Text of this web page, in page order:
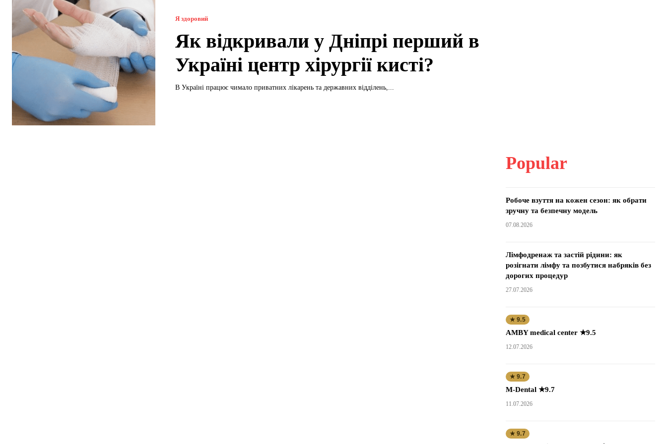
Я здоровий
Як відкривали у Дніпрі перший в
Україні центр хірургії кисті?
В Україні працює чимало приватних лікарень та державних відділень,...
Popular
Робоче взуття на кожен сезон: як обрати
зручну та безпечну модель
07.08.2026
Лімфодренаж та застій рідини: як
розігнати лімфу та позбутися набряків без
дорогих процедур
27.07.2026
★ 9.5
AMBY medical center ★9.5
12.07.2026
★ 9.7
M-Dental ★9.7
11.07.2026
★ 9.7